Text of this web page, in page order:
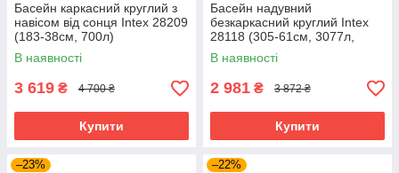
Басейн каркасний круглий з
навісом від сонця Intex 28209
(183-38см, 700л)
В наявності
3 619 ₴ 4 700 ₴
Купити
Басейн надувний
безкаркасний круглий Intex
28118 (305-61см, 3077л,
220V фільтр-насосом) Синій
В наявності
2 981 ₴ 3 872 ₴
Купити
–23% –22%